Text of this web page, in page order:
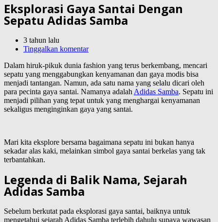
Eksplorasi Gaya Santai Dengan
Sepatu Adidas Samba
3 tahun lalu
Tinggalkan komentar
Dalam hiruk-pikuk dunia fashion yang terus berkembang, mencari
sepatu yang menggabungkan kenyamanan dan gaya modis bisa
menjadi tantangan. Namun, ada satu nama yang selalu dicari oleh
para pecinta gaya santai. Namanya adalah Adidas Samba. Sepatu ini
menjadi pilihan yang tepat untuk yang menghargai kenyamanan
sekaligus menginginkan gaya yang santai.
Mari kita eksplore bersama bagaimana sepatu ini bukan hanya
sekadar alas kaki, melainkan simbol gaya santai berkelas yang tak
terbantahkan.
Legenda di Balik Nama, Sejarah
Adidas Samba
Sebelum berkutat pada eksplorasi gaya santai, baiknya untuk
mengetahui sejarah Adidas Samba terlebih dahulu supaya wawasan